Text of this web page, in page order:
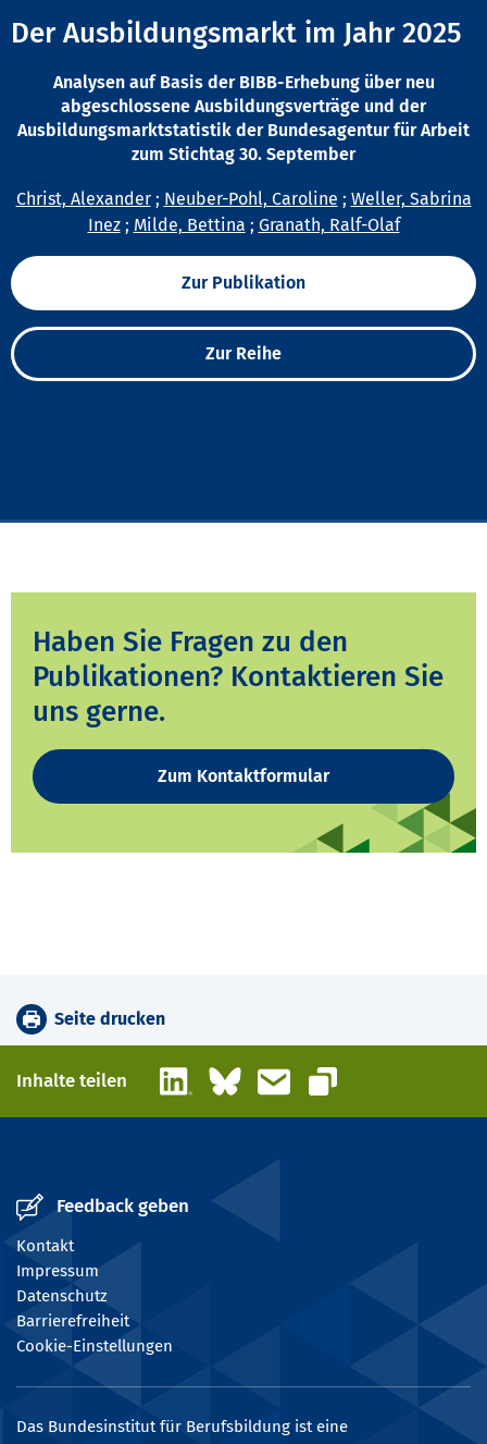
Der Ausbildungsmarkt im Jahr 2025
Analysen auf Basis der BIBB-Erhebung über neu
abgeschlossene Ausbildungsverträge und der
Ausbildungsmarktstatistik der Bundesagentur für Arbeit
zum Stichtag 30. September
Christ, Alexander; Neuber-Pohl, Caroline ; Weller, Sabrina
Inez; Milde, Bettina ; Granath, Ralf-Olaf
Zur Publikation
Zur Reihe
Haben Sie Fragen zu den
Publikationen? Kontaktieren Sie
uns gerne.
Zum Kontaktformular
Seite drucken
Inhalte teilen LinkedInBlueskyE-Mail
Link kopieren
Feedback geben
Kontakt
Impressum
Datenschutz
Barrierefreiheit
Cookie-Einstellungen
Das Bundesinstitut für Berufsbildung ist eine